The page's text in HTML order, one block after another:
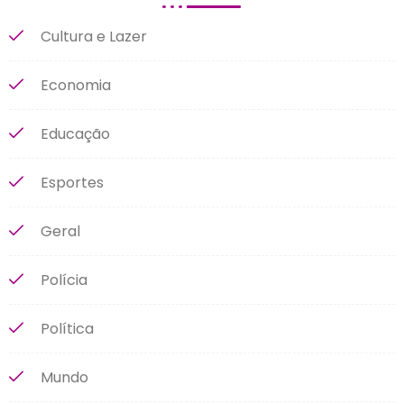
Cultura e Lazer
Economia
Educação
Esportes
Geral
Polícia
Política
Mundo